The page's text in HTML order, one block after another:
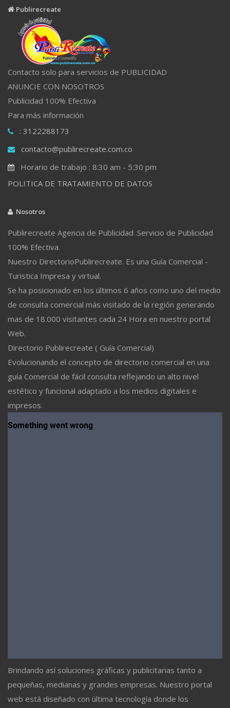
Publirecreate
Contacto solo para servicios de PUBLICIDAD
ANUNCIE CON NOSOTROS
Publicidad 100% Efectiva
Para más información
: 3122288173
contacto@publirecreate.com.co
Horario de trabajo : 8:30 am - 5:30 pm
POLITICA DE TRATAMIENTO DE DATOS
Nosotros
Publirecreate Agencia de Publicidad .Servicio de Publicidad
100% Efectiva.
Nuestro DirectorioPublirecreate. Es una Guía Comercial -
Turistica Impresa y virtual.
Se ha posicionado en los últimos 6 años como uno del medio
de consulta comercial más visitado de la región generando
mas de 18.000 visitantes cada 24 Hora en nuestro portal
Web.
Directorio Publirecreate ( Guía Comercial)
Evolucionando el concepto de directorio comercial en una
guía Comercial de fácil consulta reflejando un alto nivel
estético y funcional adaptado a los medios digitales e
impresos.
Brindando así soluciones gráficas y publicitarias tanto a
pequeñas, medianas y grandes empresas. Nuestro portal
web está diseñado con última tecnología donde los